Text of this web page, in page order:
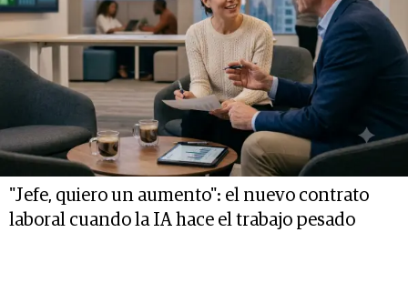
"Jefe, quiero un aumento": el nuevo contrato
laboral cuando la IA hace el trabajo pesado